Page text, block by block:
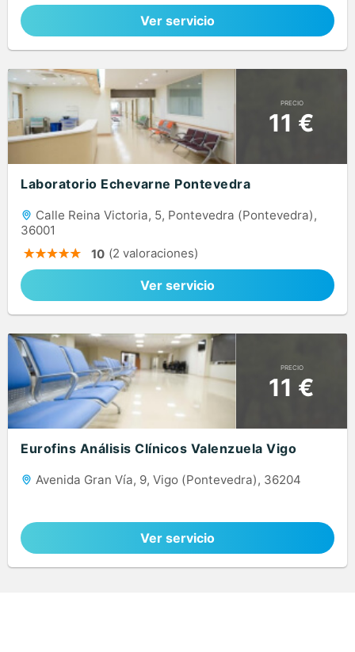
Ver servicio
PRECIO
11 €
Laboratorio Echevarne Pontevedra
Calle Reina Victoria, 5, Pontevedra (Pontevedra),
36001
10 (2 valoraciones)
Ver servicio
PRECIO
11 €
Eurofins Análisis Clínicos Valenzuela Vigo
Avenida Gran Vía, 9, Vigo (Pontevedra), 36204
Ver servicio